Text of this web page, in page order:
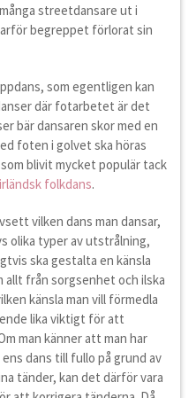
streetdansare ut i
begreppet förlorat sin
som egentligen kan
där fotarbetet är det
bär dansaren skor med en
foten i golvet ska höras
blivit mycket populär tack
irländsk folkdans.
vilken dans man dansar,
olika typer av utstrålning,
ska gestalta en känsla
allt från sorgsenhet och ilska
känsla man vill förmedla
lika viktigt för att
man känner att man har
dans till fullo på grund av
tänder, kan det därför vara